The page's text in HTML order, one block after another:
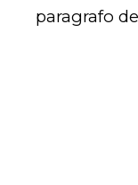
paragrafo